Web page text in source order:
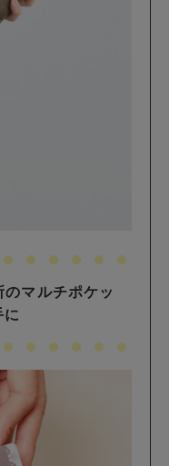
マルチポケッ
に